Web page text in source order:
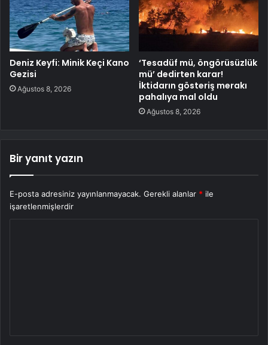
Deniz Keyfi: Minik Keçi Kano
Gezisi
Ağustos 8, 2026
‘Tesadüf mü, öngörüsüzlük
mü’ dedirten karar!
İktidarın gösteriş merakı
pahalıya mal oldu
Ağustos 8, 2026
Bir yanıt yazın
E-posta adresiniz yayınlanmayacak. Gerekli alanlar * ile
işaretlenmişlerdir